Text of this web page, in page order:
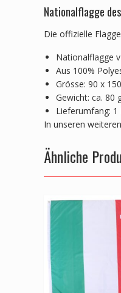
Nationalflagge
Die offizielle
Nationalflagge
Aus 100%
Grösse: 90 x
Gewicht: ca. 80
Lieferumfang:
In unseren
Ähnliche